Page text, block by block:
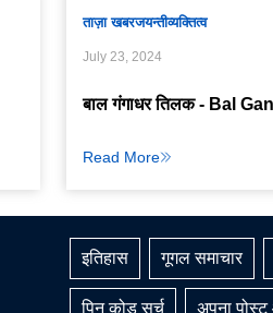
ताज़ा खबरजयन्तीव्यक्तित्व
July 23, 2024
बाल गंगाधर तिलक - Bal
Read More
इतिहास गूगल समाचार
पिन कोड सर्च अपना